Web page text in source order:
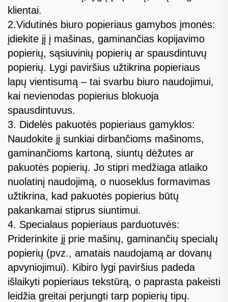
klientai.
2.Vidutinės biuro popieriaus gamybos įmonės:
įdiekite jį į mašinas, gaminančias kopijavimo
popierių, sąsiuvinių popierių ar spausdintuvų
popierių. Lygi paviršius užtikrina popieriaus
lapų vientisumą – tai svarbu biuro naudojimui,
kai nevienodas popierius blokuoja
spausdintuvus.
3. Didelės pakuotės popieriaus gamyklos:
Naudokite jį sunkiai dirbančioms mašinoms,
gaminančioms kartoną, siuntų dėžutes ar
pakuotės popierių. Jo stipri medžiaga atlaiko
nuolatinį naudojimą, o nuoseklus formavimas
užtikrina, kad pakuotės popierius būtų
pakankamai stiprus siuntimui.
4. Specialaus popieriaus parduotuvės:
Priderinkite jį prie mašinų, gaminančių specialų
popierių (pvz., amatais naudojamą ar dovanų
apvyniojimui). Kibiro lygi paviršius padeda
išlaikyti popieriaus tekstūrą, o paprasta pakeisti
leidžia greitai perjungti tarp popierių tipų.